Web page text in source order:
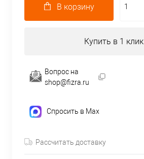
В корзину
Купить в 1 клик
Вопрос на
shop@fizra.ru
Спросить в Max
Рассчитать доставку